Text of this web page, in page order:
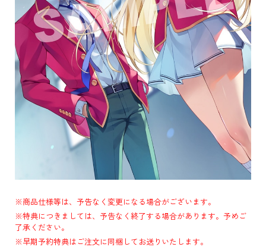
※商品仕様等は、予告なく変更になる場合がございます。
※特典につきましては、予告なく終了する場合があります。予めご
了承ください。
※早期予約特典はご注文に同梱してお送りいたします。